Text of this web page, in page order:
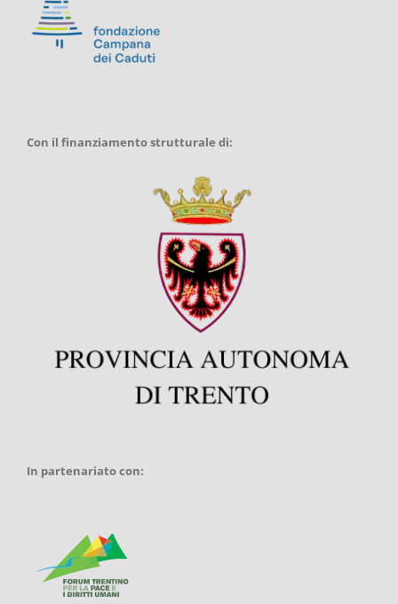
Con il finanziamento strutturale di:
In partenariato con: